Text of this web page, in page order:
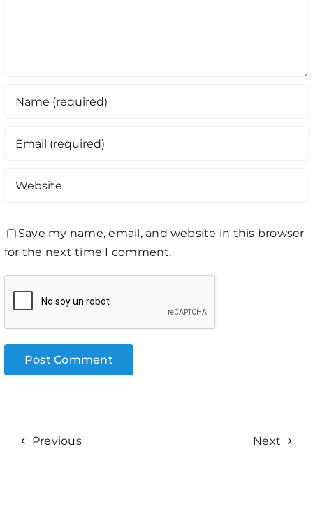
Save my name, email, and website in this browser
for the next time I comment.
Previous Next